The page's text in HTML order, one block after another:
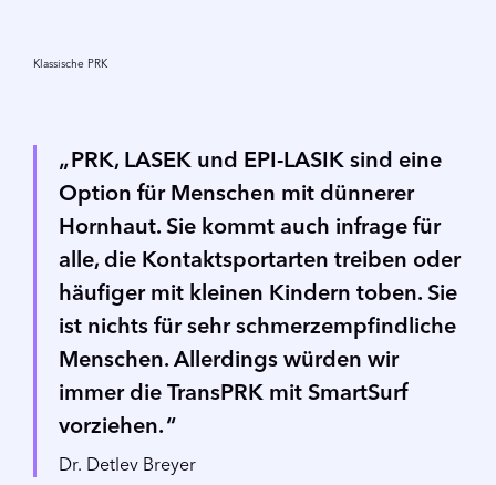
Klassische PRK
PRK, LASEK und EPI-LASIK sind eine
Option für Menschen mit dünnerer
Hornhaut. Sie kommt auch infrage für
alle, die Kontaktsportarten treiben oder
häufiger mit kleinen Kindern toben. Sie
ist nichts für sehr schmerzempfindliche
Menschen. Allerdings würden wir
immer die TransPRK mit SmartSurf
vorziehen.
Dr. Detlev Breyer